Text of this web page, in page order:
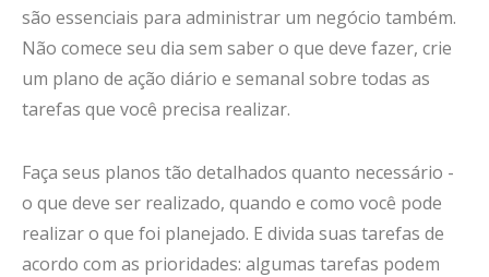
são essenciais para administrar um negócio também.
Não comece seu dia sem saber o que deve fazer, crie
um plano de ação diário e semanal sobre todas as
tarefas que você precisa realizar.
Faça seus planos tão detalhados quanto necessário -
o que deve ser realizado, quando e como você pode
realizar o que foi planejado. E divida suas tarefas de
acordo com as prioridades: algumas tarefas podem